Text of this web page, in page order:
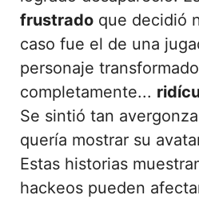
frustrado que decidió
caso fue el de una
personaje
completamente...
Se sintió tan
quería mostrar su
Estas historias
hackeos pueden